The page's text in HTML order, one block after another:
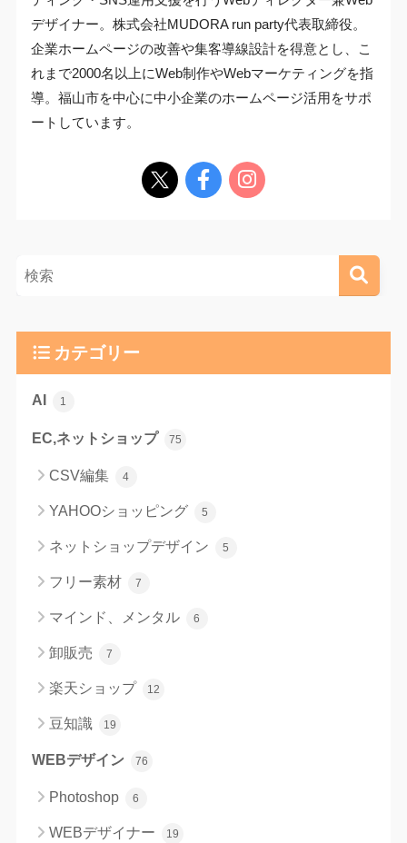
デザイナー。株式会社MUDORA run party代表取締役。
企業ホームページの改善や集客導線設計を得意とし、こ
れまで2000名以上にWeb制作やWebマーケティングを指
導。福山市を中心に中小企業のホームページ活用をサポ
ートしています。
カテゴリー
AI 1
EC,ネットショップ 75
CSV編集 4
YAHOOショッピング 5
ネットショップデザイン 5
フリー素材 7
マインド、メンタル 6
卸販売 7
楽天ショップ 12
豆知識 19
WEBデザイン 76
Photoshop 6
WEBデザイナー 19